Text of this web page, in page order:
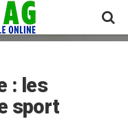
: les
sport